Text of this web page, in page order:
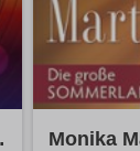
Monika